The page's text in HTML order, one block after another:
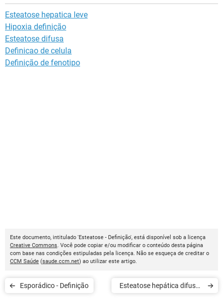
Esteatose hepatica leve
Hipoxia definição
Esteatose difusa
Definicao de celula
Definição de fenotipo
Este documento, intitulado 'Esteatose - Definição', está disponível sob a licença
Creative Commons. Você pode copiar e/ou modificar o conteúdo desta página
com base nas condições estipuladas pela licença. Não se esqueça de creditar o
CCM Saúde (saude.ccm.net) ao utilizar este artigo.
Esporádico - Definição
Esteatose hepática difusa -